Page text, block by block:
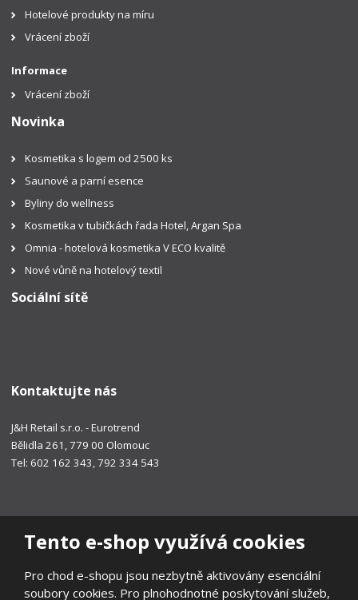
Tento e-shop využívá cookies
Pro chod e-shopu jsou nezbytně aktivovány esenciální
soubory cookies. Pro plnohodnotné poskytování služeb,
Hotelové produkty na míru
Vrácení zboží
Informace
Vrácení zboží
Novinka
Kosmetika s logem od 2500 ks
Saunové a parní esence
Byliny do wellness
Kosmetika v tubičkách řada Hotel, Argan Spa
Omnia - hotelová kosmetika V ECO kvalitě
Nové vůně na hotelový textil
Sociální sítě
Kontaktujte nás
J&H Retail s.r.o. - Eurotrend
Bělidla 261, 779 00 Olomouc
Tel: 602 162 343, 792 334 543